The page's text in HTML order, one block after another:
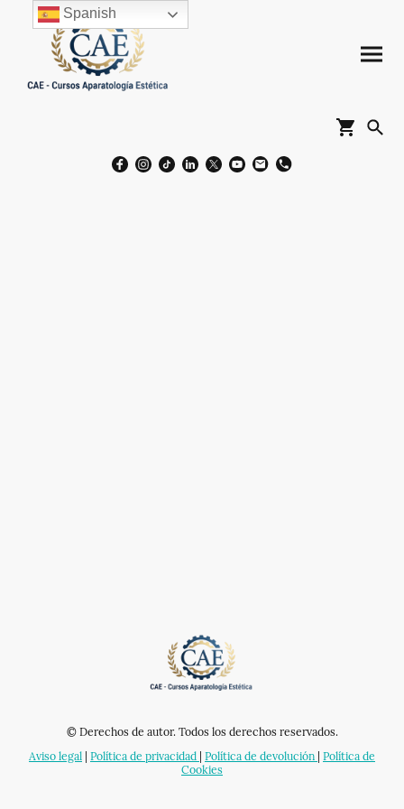
© Derechos de autor. Todos los derechos reservados.
Aviso legal
Política de privacidad Política de devolución Política de
Cookies
Spanish